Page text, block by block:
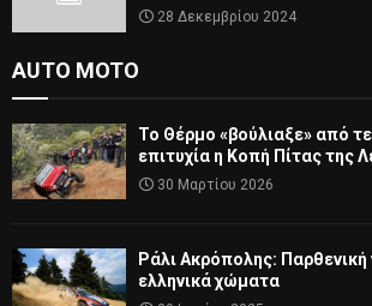
28 Δεκεμβρίου 2024
AUTO MOTO
Το Θέρμο «βούλιαξε» από
επιτυχία η Κοπή Πίτας της
30 Μαρτίου 2026
Ράλι Ακρόπολης: Παρθενική
ελληνικά χώματα